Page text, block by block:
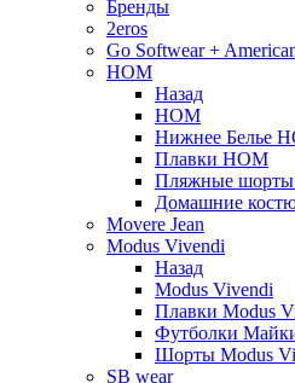
Бренды
2eros
Go Softwear +
HOM
Назад
HOM
Нижнее Белье
Плавки HOM
Пляжные
Домашние
Movere Jean
Modus Vivendi
Назад
Modus Vivendi
Плавки Modus
Футболки
Шорты Modus
SB wear